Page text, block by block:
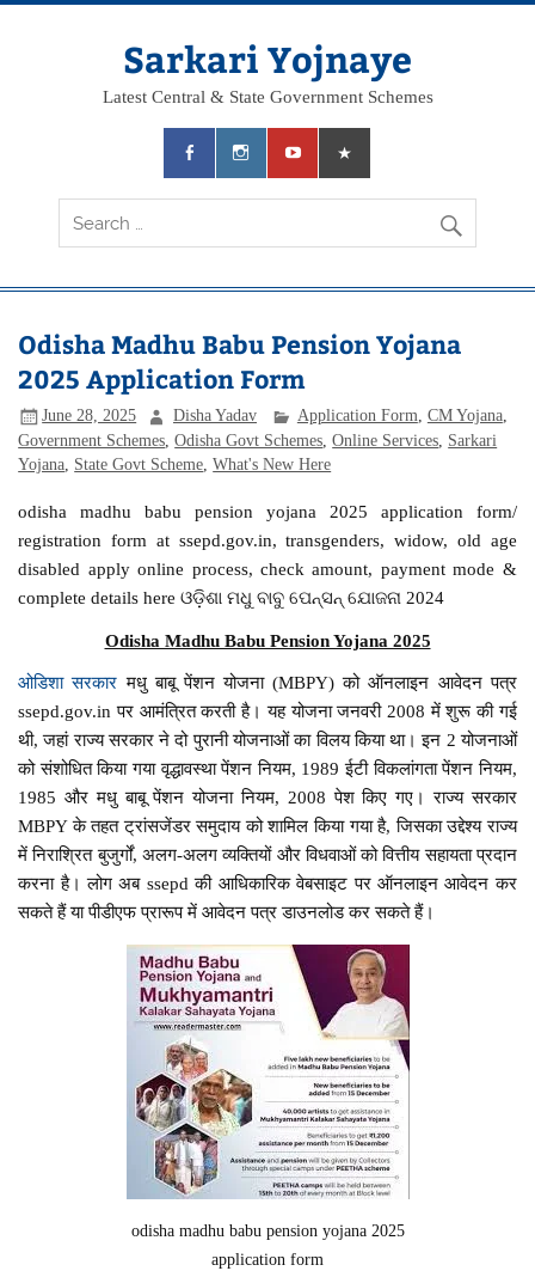
Skip
Sarkari Yojnaye
Latest Central & State Government Schemes
Odisha Madhu Babu Pension Yojana
2025 Application Form
June 28, 2025 Disha Yadav Application Form CM Yojana,
Government Schemes ,Odisha Govt Schemes ,Online Services Sarkari
Yojana State Govt Scheme ,What's New Here
odisha madhu babu pension yojana 2025 application form/
registration form at ssepd.gov.in, transgenders, widow, old age
disabled apply online process, check amount, payment mode &
complete details here ଓଡ଼ିଶା ମଧୁ ବାବୁ ପେନ୍ସନ୍ ଯୋଜନା 2024
Odisha Madhu Babu Pension Yojana 2025
ओडिशा सरकार मधु बाबू पेंशन योजना (MBPY) को ऑनलाइन आवेदन पत्र
ssepd.gov.in पर आमंत्रित करती है। यह योजना जनवरी 2008 में शुरू की गई
थी, जहां राज्य सरकार ने दो पुरानी योजनाओं का विलय किया था। इन 2 योजनाओं
को संशोधित किया गया वृद्धावस्था पेंशन नियम, 1989 ईटी विकलांगता पेंशन नियम,
1985 और मधु बाबू पेंशन योजना नियम, 2008 पेश किए गए। राज्य सरकार
MBPY के तहत ट्रांसजेंडर समुदाय को शामिल किया गया है, जिसका उद्देश्य राज्य
में निराश्रित बुजुर्गों, अलग-अलग व्यक्तियों और विधवाओं को वित्तीय सहायता प्रदान
करना है। लोग अब ssepd की आधिकारिक वेबसाइट पर ऑनलाइन आवेदन कर
सकते हैं या पीडीएफ प्रारूप में आवेदन पत्र डाउनलोड कर सकते हैं।
odisha madhu babu pension yojana 2025
application form